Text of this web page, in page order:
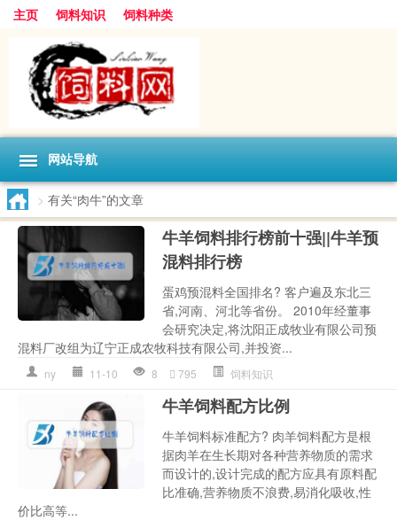
主页 饲料知识 饲料种类
网站导航
> 有关“肉牛”的文章
牛羊饲料排行榜前十强||牛羊预
混料排行榜
蛋鸡预混料全国排名? 客户遍及东北三
省,河南、河北等省份。 2010年经董事
会研究决定,将沈阳正成牧业有限公司预
混料厂改组为辽宁正成农牧科技有限公司,并投资...
ny 11-10 8 795 饲料知识
牛羊饲料配方比例
牛羊饲料标准配方? 肉羊饲料配方是根
据肉羊在生长期对各种营养物质的需求
而设计的,设计完成的配方应具有原料配
比准确,营养物质不浪费,易消化吸收,性
价比高等...